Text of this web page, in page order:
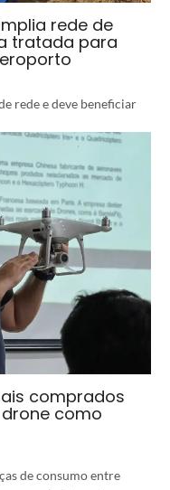
rede de
tratada para
rede e deve beneficiar
comprados
como
de consumo entre